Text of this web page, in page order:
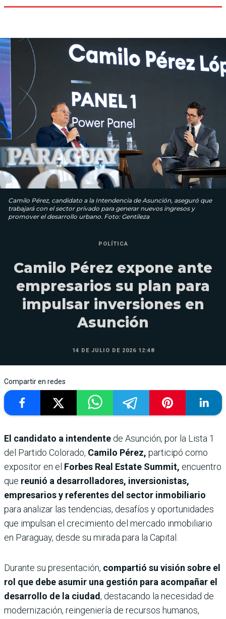
Camilo Pérez, candidato a la Intendencia de Asunción, aseguró que
trabajará con el sector privado para generar nuevos ingresos y
promover el desarrollo urbano. Foto: Gentileza
POLÍTICA
Camilo Pérez expone ante
empresarios su plan para
impulsar inversiones en
Asunción
14 DE JULIO DE 2026 12:48
Compartir en redes
El candidato a intendente de Asunción, por la Lista 1
del Partido Colorado, Camilo Pérez, participó como
expositor en el Forbes Real Estate Summit, encuentro
que reunió a desarrolladores, inversionistas,
empresarios y referentes del sector inmobiliario
para analizar las tendencias, desafíos y oportunidades
que impulsan el crecimiento del mercado inmobiliario
en Paraguay, desde su mirada para la Capital.
Durante su presentación, compartió su visión sobre el
rol que debe asumir una gestión para acompañar el
desarrollo de la ciudad, destacando la necesidad de
modernización, reingeniería de recursos humanos,